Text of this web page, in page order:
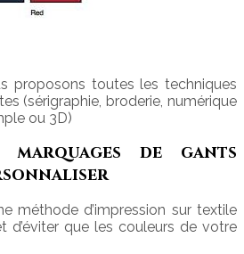
proposons toutes les techniques
(sérigraphie, broderie, numérique
ou 3D)
de gants
méthode d’impression sur textile
d’éviter que les couleurs de votre